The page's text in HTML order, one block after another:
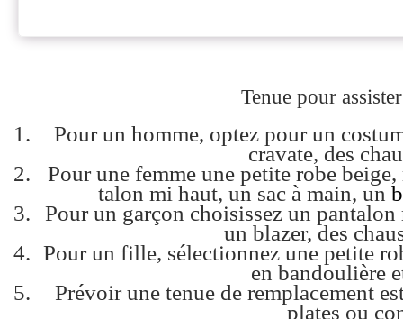
Tenue pour
Pour un homme, optez pour un
cravate, des
Pour une femme une petite robe
talon mi haut, un sac à main, un
Pour un garçon choisissez un
un blazer, des
Pour un fille, sélectionnez une petite
en bandoulière
Prévoir une tenue de remplacement
plates ou